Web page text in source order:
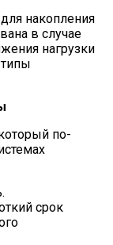
накопления
в случае
нагрузки
по-
срок